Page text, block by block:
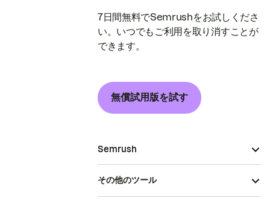
7日間無料でSemrushをお試しくださ
い。いつでもご利用を取り消すことが
できます。
無償試用版を試す
Semrush
その他のツール